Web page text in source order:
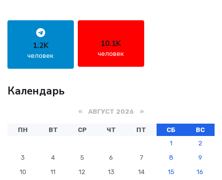
1.2K
человек
10.1K
человек
Календарь
« АВГУСТ 2026 »
ПН ВТ СР ЧТ ПТ СБ
ВС
1
2
3
4 5 6 7 8
9
10
11 12 13 14 15
16